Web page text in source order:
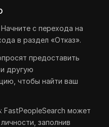
Начните с перехода на
в раздел «Отказ».
предоставить
другую
чтобы найти ваш
: FastPeopleSearch может
заполнив